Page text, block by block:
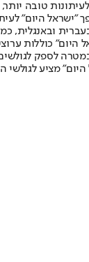
טובה
המהדורה המודפסת
כוללות
במטרה לספק
מציע